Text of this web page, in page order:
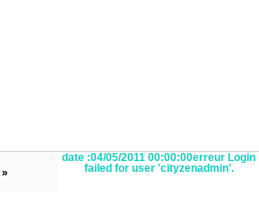
date :04/05/2011 00:00:00erreur Login
failed for user 'cityzenadmin'.